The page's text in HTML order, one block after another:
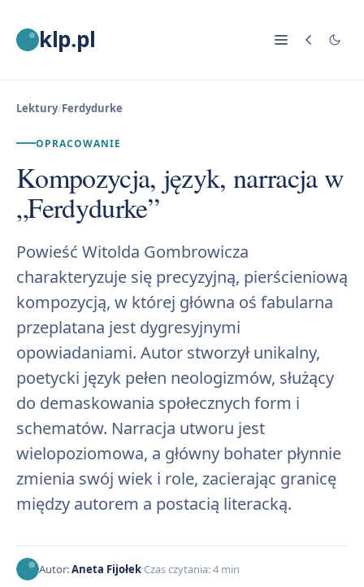
klp.pl
Lektury/Ferdydurke
OPRACOWANIE
Kompozycja, język, narracja w
„Ferdydurke”
Powieść Witolda Gombrowicza
charakteryzuje się precyzyjną, pierścieniową
kompozycją, w której główna oś fabularna
przeplatana jest dygresyjnymi
opowiadaniami. Autor stworzył unikalny,
poetycki język pełen neologizmów, służący
do demaskowania społecznych form i
schematów. Narracja utworu jest
wielopoziomowa, a główny bohater płynnie
zmienia swój wiek i role, zacierając granicę
między autorem a postacią literacką.
Autor:Aneta Fijołek Czas czytania: 4 min